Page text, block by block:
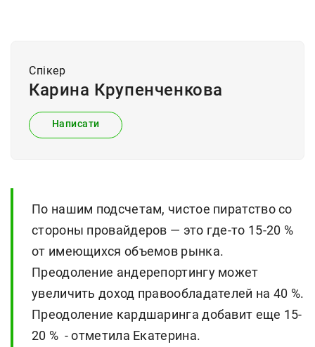
Спiкер
Карина Крупенченкова
Написати
По нашим подсчетам, чистое пиратство со
стороны провайдеров — это где-то 15-20 %
от имеющихся объемов рынка.
Преодоление андерепортингу может
увеличить доход правообладателей на 40 %.
Преодоление кардшаринга добавит еще 15-
20 % - отметила Екатерина.